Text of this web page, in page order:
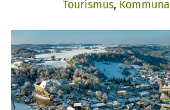
Tourismus,